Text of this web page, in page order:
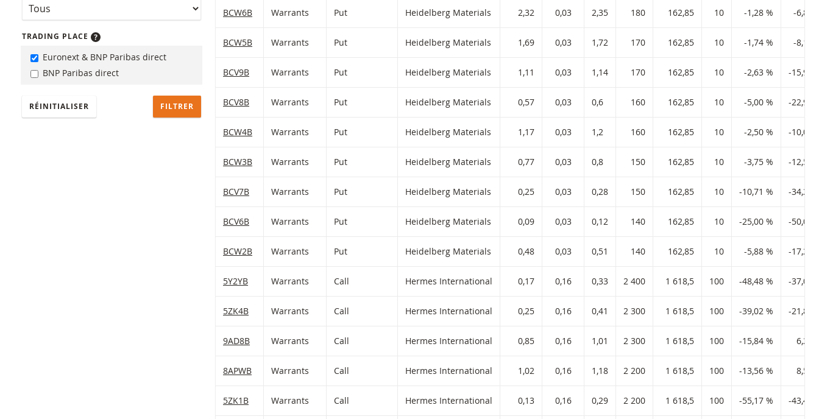
TRADING PLACE
Euronext & BNP Paribas direct
BNP Paribas direct
RÉINITIALISER
BCW6B Warrants Put Heidelberg Materials 2,32 0,03 2,35 180 162,85 10 -1,28 % -6,83
BCW5B Warrants Put Heidelberg Materials 1,69 0,03 1,72 170 162,85 10 -1,74 % -8,15
BCV9B Warrants Put Heidelberg Materials 1,11 0,03 1,14 170 162,85 10 -2,63 % -15,91
BCV8B Warrants Put Heidelberg Materials 0,57 0,03 0,6 160 162,85 10 -5,00 % -22,97
BCW4B Warrants Put Heidelberg Materials 1,17 0,03 1,2 160 162,85 10 -2,50 % -10,00
BCW3B Warrants Put Heidelberg Materials 0,77 0,03 0,8 150 162,85 10 -3,75 % -12,50
BCV7B Warrants Put Heidelberg Materials 0,25 0,03 0,28 150 162,85 10 -10,71 % -34,21
BCV6B Warrants Put Heidelberg Materials 0,09 0,03 0,12 140 162,85 10 -25,00 % -50,00
BCW2B Warrants Put Heidelberg Materials 0,48 0,03 0,51 140 162,85 10 -5,88 % -17,24
5Y2YB Warrants Call Hermes International 0,17 0,16 0,33 2 400 1 618,5 100 -48,48 % -37,04
5ZK4B Warrants Call Hermes International 0,25 0,16 0,41 2 300 1 618,5 100 -39,02 % -21,88
9AD8B Warrants Call Hermes International 0,85 0,16 1,01 2 300 1 618,5 100 -15,84 % 6,25
8APWB Warrants Call Hermes International 1,02 0,16 1,18 2 200 1 618,5 100 -13,56 % 8,51
5ZK1B Warrants Call Hermes International 0,13 0,16 0,29 2 200 1 618,5 100 -55,17 % -43,48